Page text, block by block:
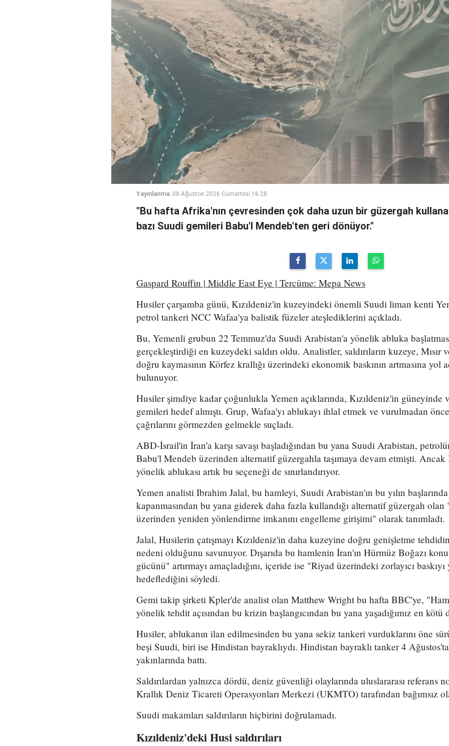
Yayınlanma: 08 Ağustos 2026 Cumartesi 16:28
"Bu hafta Afrika'nın çevresinden çok daha uzun bir güzergah
bazı Suudi gemileri Babu'l Mendeb'ten geri dönüyor."
Gaspard Rouffin | Middle East Eye | Tercüme: Mepa News
Husiler çarşamba günü, Kızıldeniz'in kuzeyindeki önemli Suudi liman kenti
petrol tankeri NCC Wafaa'ya balistik füzeler ateşlediklerini açıkladı.
Bu, Yemenli grubun 22 Temmuz'da Suudi Arabistan'a yönelik abluka
gerçekleştirdiği en kuzeydeki saldırı oldu. Analistler, saldırıların kuzeye, Mısır
doğru kaymasının Körfez krallığı üzerindeki ekonomik baskının artmasına yol
bulunuyor.
Husiler şimdiye kadar çoğunlukla Yemen açıklarında, Kızıldeniz'in
gemileri hedef almıştı. Grup, Wafaa'yı ablukayı ihlal etmek ve vurulmadan
çağrılarını görmezden gelmekle suçladı.
ABD-İsrail'in İran'a karşı savaşı başladığından bu yana Suudi Arabistan,
Babu'l Mendeb üzerinden alternatif güzergahla taşımaya devam etmişti.
yönelik ablukası artık bu seçeneği de sınırlandırıyor.
Yemen analisti Ibrahim Jalal, bu hamleyi, Suudi Arabistan'ın bu yılın
kapanmasından bu yana giderek daha fazla kullandığı alternatif güzergah olan
üzerinden yeniden yönlendirme imkanını engelleme girişimi" olarak tanımladı.
Jalal, Husilerin çatışmayı Kızıldeniz'in daha kuzeyine doğru genişletme
nedeni olduğunu savunuyor. Dışarıda bu hamlenin İran'ın Hürmüz Boğazı
gücünü" artırmayı amaçladığını, içeride ise "Riyad üzerindeki zorlayıcı
hedeflediğini söyledi.
Gemi takip şirketi Kpler'de analist olan Matthew Wright bu hafta BBC'ye,
yönelik tehdit açısından bu krizin başlangıcından bu yana yaşadığımız en
Husiler, ablukanın ilan edilmesinden bu yana sekiz tankeri vurduklarını öne
beşi Suudi, biri ise Hindistan bayraklıydı. Hindistan bayraklı tanker 4
yakınlarında battı.
Saldırılardan yalnızca dördü, deniz güvenliği olaylarında uluslararası referans
Krallık Deniz Ticareti Operasyonları Merkezi (UKMTO) tarafından bağımsız
Suudi makamları saldırıların hiçbirini doğrulamadı.
Kızıldeniz'deki Husi saldırıları